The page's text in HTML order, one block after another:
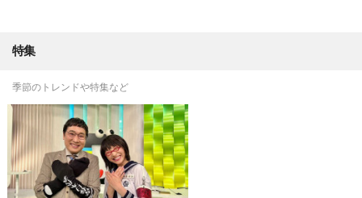
特集
季節のトレンドや特集など